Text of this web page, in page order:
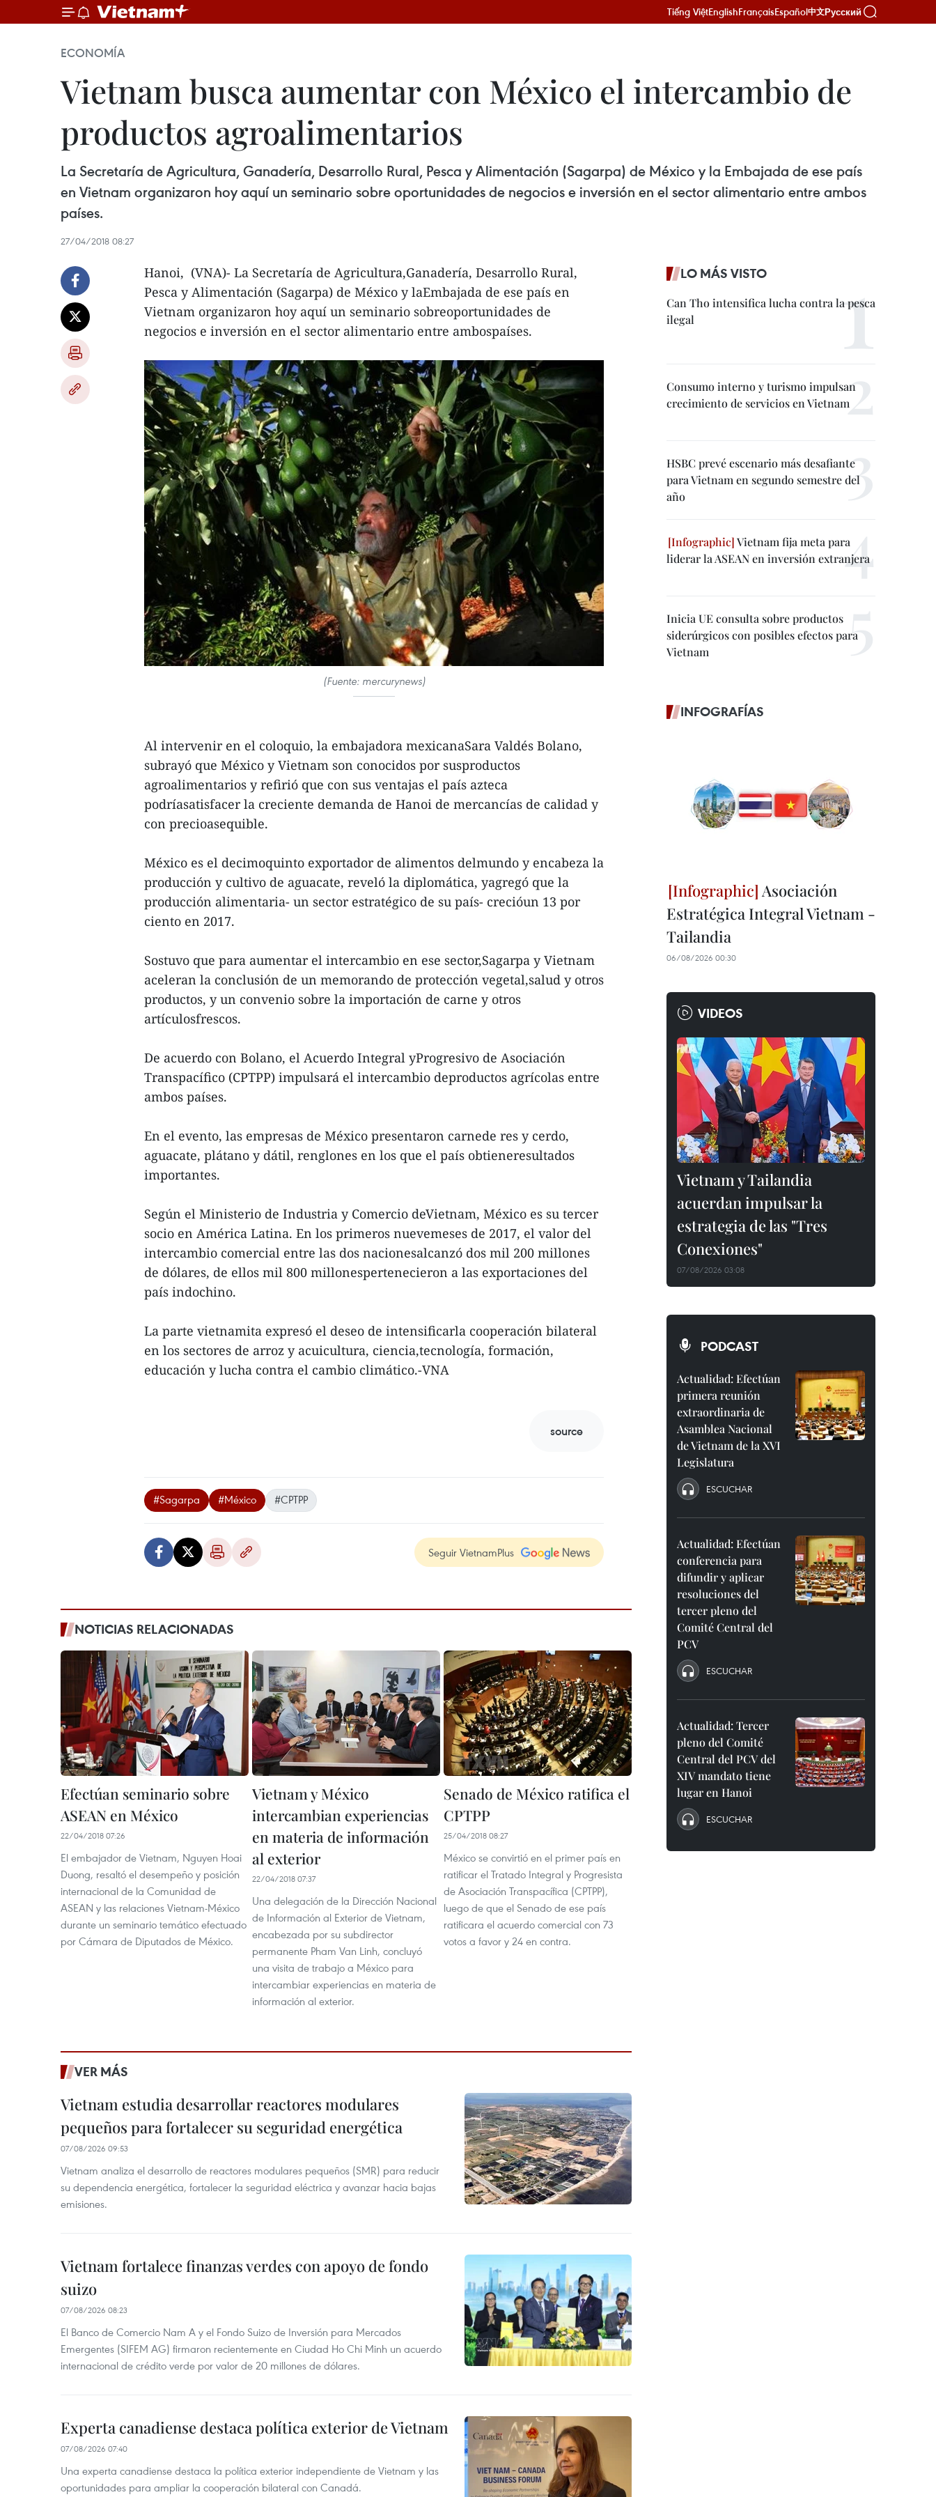
Tiếng ViệtEnglishFrançaisEspañol中文Русский
ECONOMÍA
Vietnam busca aumentar con México el intercambio de
productos agroalimentarios
La Secretaría de Agricultura, Ganadería, Desarrollo Rural, Pesca y Alimentación (Sagarpa) de México y la Embajada de ese país
en Vietnam organizaron hoy aquí un seminario sobre oportunidades de negocios e inversión en el sector alimentario entre ambos
países.
27/04/2018 08:27
Hanoi, (VNA)- La Secretaría de Agricultura,Ganadería, Desarrollo Rural,
Pesca y Alimentación (Sagarpa) de México y laEmbajada de ese país en
Vietnam organizaron hoy aquí un seminario sobreoportunidades de
negocios e inversión en el sector alimentario entre ambospaíses.
(Fuente: mercurynews)
Al intervenir en el coloquio, la embajadora mexicanaSara Valdés Bolano,
subrayó que México y Vietnam son conocidos por susproductos
agroalimentarios y refirió que con sus ventajas el país azteca
podríasatisfacer la creciente demanda de Hanoi de mercancías de calidad y
con precioasequible.
México es el decimoquinto exportador de alimentos delmundo y encabeza la
producción y cultivo de aguacate, reveló la diplomática, yagregó que la
producción alimentaria- un sector estratégico de su país- crecióun 13 por
ciento en 2017.
Sostuvo que para aumentar el intercambio en ese sector,Sagarpa y Vietnam
aceleran la conclusión de un memorando de protección vegetal,salud y otros
productos, y un convenio sobre la importación de carne y otros
artículosfrescos.
De acuerdo con Bolano, el Acuerdo Integral yProgresivo de Asociación
Transpacífico (CPTPP) impulsará el intercambio deproductos agrícolas entre
ambos países.
En el evento, las empresas de México presentaron carnede res y cerdo,
aguacate, plátano y dátil, renglones en los que el país obtieneresultados
importantes.
Según el Ministerio de Industria y Comercio deVietnam, México es su tercer
socio en América Latina. En los primeros nuevemeses de 2017, el valor del
intercambio comercial entre las dos nacionesalcanzó dos mil 200 millones
de dólares, de ellos mil 800 millonespertenecieron a las exportaciones del
país indochino.
La parte vietnamita expresó el deseo de intensificarla cooperación bilateral
en los sectores de arroz y acuicultura, ciencia,tecnología, formación,
educación y lucha contra el cambio climático.-VNA
source
#Sagarpa #México #CPTPP
Seguir VietnamPlus
NOTICIAS RELACIONADAS
Efectúan seminario sobre
ASEAN en México
22/04/2018 07:26
El embajador de Vietnam, Nguyen Hoai
Duong, resaltó el desempeño y posición
internacional de la Comunidad de
ASEAN y las relaciones Vietnam-México
durante un seminario temático efectuado
por Cámara de Diputados de México.
Vietnam y México
intercambian experiencias
en materia de información
al exterior
22/04/2018 07:37
Una delegación de la Dirección Nacional
de Información al Exterior de Vietnam,
encabezada por su subdirector
permanente Pham Van Linh, concluyó
una visita de trabajo a México para
intercambiar experiencias en materia de
información al exterior.
Senado de México ratifica el
CPTPP
25/04/2018 08:27
México se convirtió en el primer país en
ratificar el Tratado Integral y Progresista
de Asociación Transpacífica (CPTPP),
luego de que el Senado de ese país
ratificara el acuerdo comercial con 73
votos a favor y 24 en contra.
VER MÁS
Vietnam estudia desarrollar reactores modulares
pequeños para fortalecer su seguridad energética
07/08/2026 09:53
Vietnam analiza el desarrollo de reactores modulares pequeños (SMR) para reducir
su dependencia energética, fortalecer la seguridad eléctrica y avanzar hacia bajas
emisiones.
Vietnam fortalece finanzas verdes con apoyo de fondo
suizo
07/08/2026 08:23
El Banco de Comercio Nam A y el Fondo Suizo de Inversión para Mercados
Emergentes (SIFEM AG) firmaron recientemente en Ciudad Ho Chi Minh un acuerdo
internacional de crédito verde por valor de 20 millones de dólares.
Experta canadiense destaca política exterior de Vietnam
07/08/2026 07:40
Una experta canadiense destaca la política exterior independiente de Vietnam y las
oportunidades para ampliar la cooperación bilateral con Canadá.
LO MÁS VISTO
Can Tho intensifica lucha contra la pesca
ilegal
Consumo interno y turismo impulsan
crecimiento de servicios en Vietnam
HSBC prevé escenario más desafiante
para Vietnam en segundo semestre del
año
Vietnam fija meta para
liderar la ASEAN en inversión extranjera
Inicia UE consulta sobre productos
siderúrgicos con posibles efectos para
Vietnam
INFOGRAFÍAS
Asociación
Estratégica Integral Vietnam -
Tailandia
06/08/2026 00:30
VIDEOS
Vietnam y Tailandia
acuerdan impulsar la
estrategia de las "Tres
Conexiones"
07/08/2026 03:08
PODCAST
Actualidad: Efectúan
primera reunión
extraordinaria de
Asamblea Nacional
de Vietnam de la XVI
Legislatura
ESCUCHAR
Actualidad: Efectúan
conferencia para
difundir y aplicar
resoluciones del
tercer pleno del
Comité Central del
PCV
ESCUCHAR
Actualidad: Tercer
pleno del Comité
Central del PCV del
XIV mandato tiene
lugar en Hanoi
ESCUCHAR